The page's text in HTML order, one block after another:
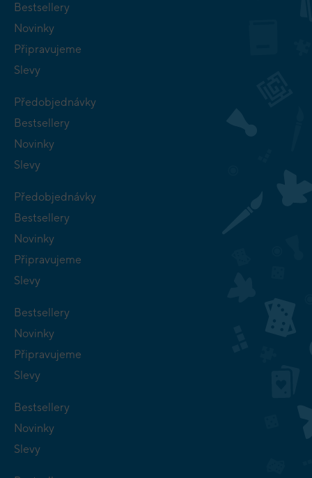
Bestsellery
Novinky
Připravujeme
Slevy
Předobjednávky
Bestsellery
Novinky
Slevy
Předobjednávky
Bestsellery
Novinky
Připravujeme
Slevy
Bestsellery
Novinky
Připravujeme
Slevy
Bestsellery
Novinky
Slevy